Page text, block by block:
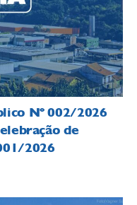
Nº 002/2026
de
2026